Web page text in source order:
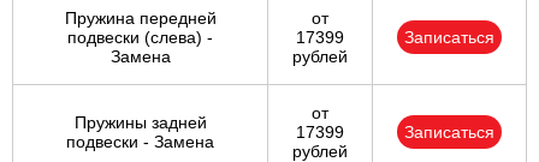
Пружина передней
подвески (слева) -
Замена
от
17399
рублей
Записаться
Пружины задней
подвески - Замена
от
17399
рублей
Записаться